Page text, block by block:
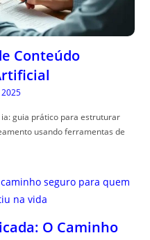
Conteúdo
guia prático para estruturar
usando ferramentas de
O Caminho